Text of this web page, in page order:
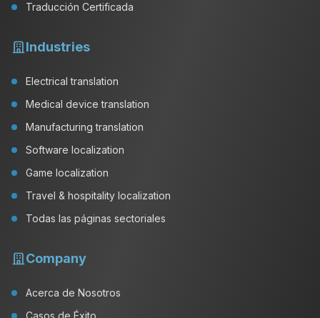
Traducción Certificada
Industries
Electrical translation
Medical device translation
Manufacturing translation
Software localization
Game localization
Travel & hospitality localization
Todas las páginas sectoriales
Company
Acerca de Nosotros
Casos de Éxito